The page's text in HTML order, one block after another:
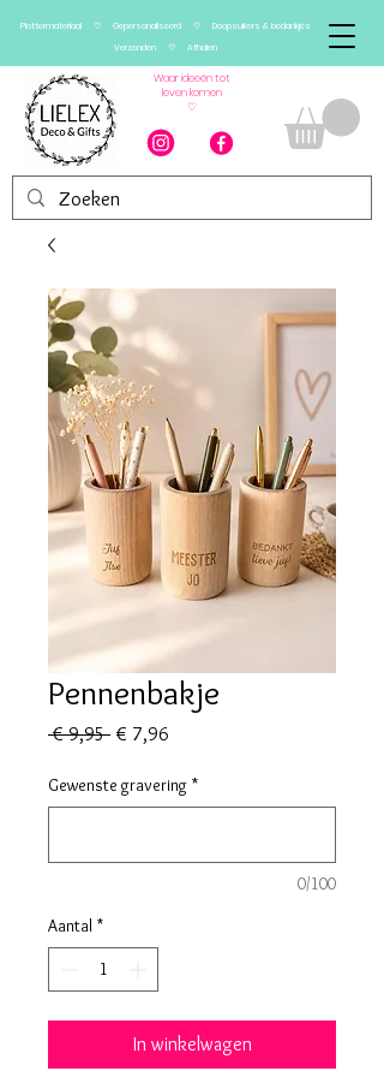
Plottermateriaal ♡ Gepersonaliseerd ♡ Doopsuikers & bedankjes
Verzenden ♡ Afhalen
Waar ideeën tot
leven komen
♡
Pennenbakje
€ 9,95 Normale
€ 7,96
Gewenste gravering *
0/100
Aantal *
In winkelwagen